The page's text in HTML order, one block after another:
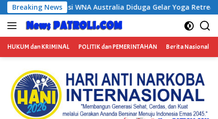
Langsung
ke
konten
Breaking News
Diduga Gelar Yoga Retreat dan Menjadi Instruktur Meditasi
HUKUM dan KRIMINAL POLITIK dan PEMERINTAHAN Berita Nasional